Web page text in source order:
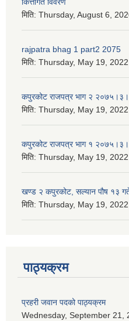
मिति: Thursday, August 6,
rajpatra bhag 1 part2 2075
मिति: Thursday, May 19,
कपुरकोट राजपत्र भाग २
मिति: Thursday, May 19,
कपुरकोट राजपत्र भाग १
मिति: Thursday, May 19,
खण्ड २ कपुरकोट, सल्यान पौष १३
मिति: Thursday, May 19,
पाठ्यक्रम
प्रहरी जवान पदको पाठ्यक्रम
Wednesday, September 21,